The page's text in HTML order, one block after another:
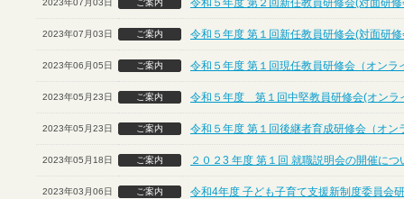
2023年07月03日 ご案内 令和５年度 第２回新任教員研修会(対面研
2023年07月03日 ご案内 令和５年度 第１回新任教員研修会(対面研
2023年06月05日 ご案内 令和５年度 第１回現任教員研修会（オンラ
2023年05月23日 ご案内 令和５年度 第１回中堅教員研修会(オンラ
2023年05月23日 ご案内 令和５年度 第１回後継者育成研修会（オン
2023年05月18日 ご案内 ２０２3 年度 第１回 就職説明会の開催につ
2023年03月06日 ご案内 令和4年度 子ども子育て支援新制度委員会